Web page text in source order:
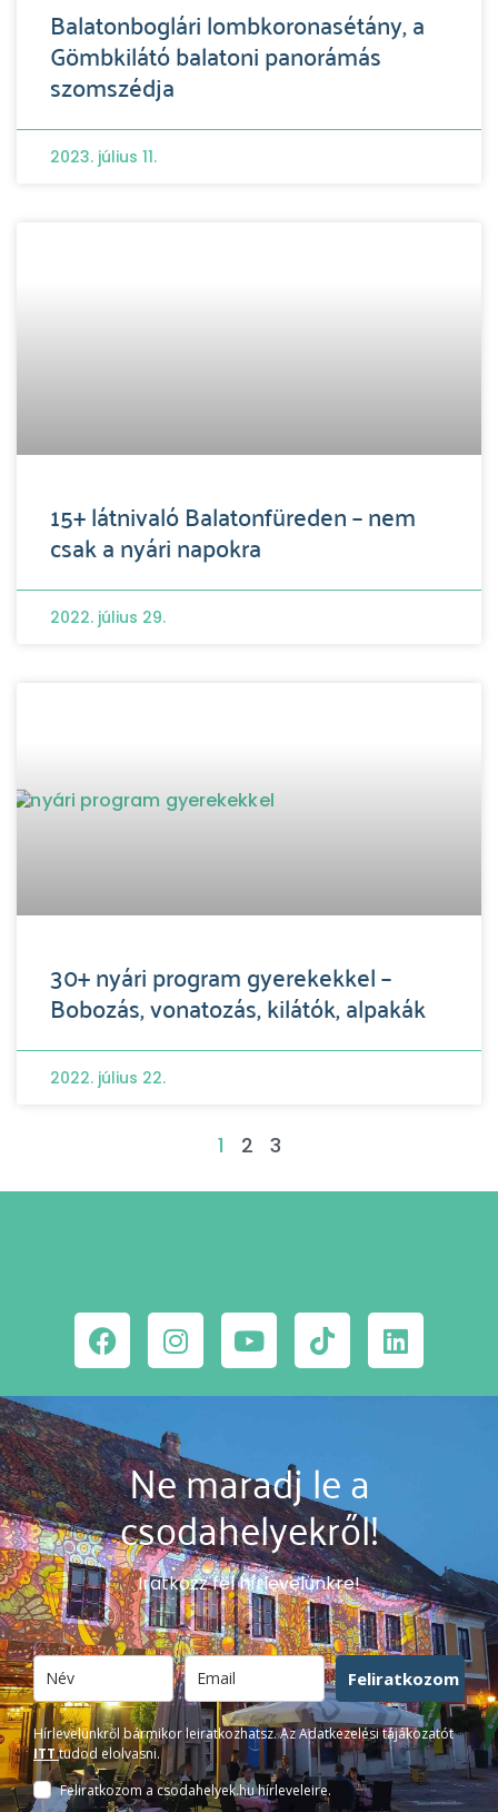
Balatonboglári lombkoronasétány, a
Gömbkilátó balatoni panorámás
szomszédja
2023. július 11.
15+ látnivaló Balatonfüreden – nem
csak a nyári napokra
2022. július 29.
30+ nyári program gyerekekkel –
Bobozás, vonatozás, kilátók, alpakák
2022. július 22.
1 2 3
Ne maradj le a
csodahelyekről!
Iratkozz fel hírlevelünkre!
Feliratkozom
Hírlevelünkről bármikor leiratkozhatsz. Az Adatkezelési tájákozatót
ITTtudod elolvasni.
Feliratkozom a csodahelyek.hu hírleveleire.